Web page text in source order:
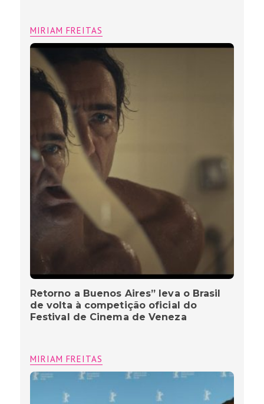
MIRIAM FREITAS
Retorno a Buenos Aires” leva o Brasil
de volta à competição oficial do
Festival de Cinema de Veneza
MIRIAM FREITAS